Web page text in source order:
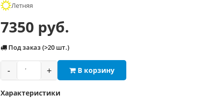
Летняя
7350 руб.
Под заказ (>20 шт.)
- + В корзину
Характеристики